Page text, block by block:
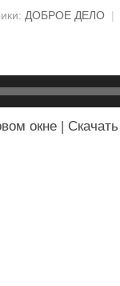
ДОБРОЕ ДЕЛО |
окне | Скачать